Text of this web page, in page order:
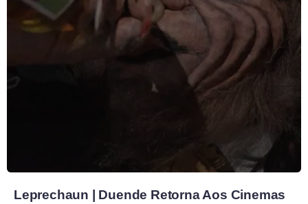
Leprechaun | Duende Retorna Aos Cinemas